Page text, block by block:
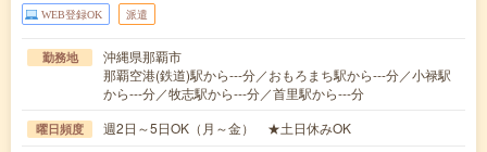
WEB登録OK 派遣
勤務地
沖縄県那覇市
那覇空港(鉄道)駅から---分／おもろまち駅から---分／小禄駅
から---分／牧志駅から---分／首里駅から---分
曜日頻度 週2日～5日OK（月～金） ★土日休みOK